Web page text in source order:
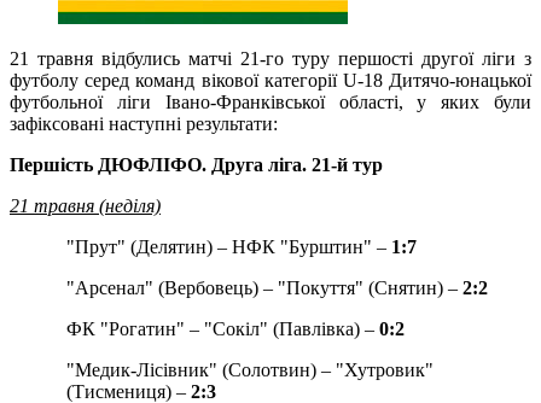
21 травня відбулись матчі 21-го туру першості другої ліги з
футболу серед команд вікової категорії U-18 Дитячо-юнацької
футбольної ліги Івано-Франківської області, у яких були
зафіксовані наступні результати:
Першість ДЮФЛІФО. Друга ліга. 21-й тур
21 травня (неділя)
"Прут" (Делятин) – НФК "Бурштин" – 1:7
"Арсенал" (Вербовець) – "Покуття" (Снятин) –2:2
ФК "Рогатин" – "Сокіл" (Павлівка) –0:2
"Медик-Лісівник" (Солотвин) – "Хутровик"
(Тисмениця) –2:3